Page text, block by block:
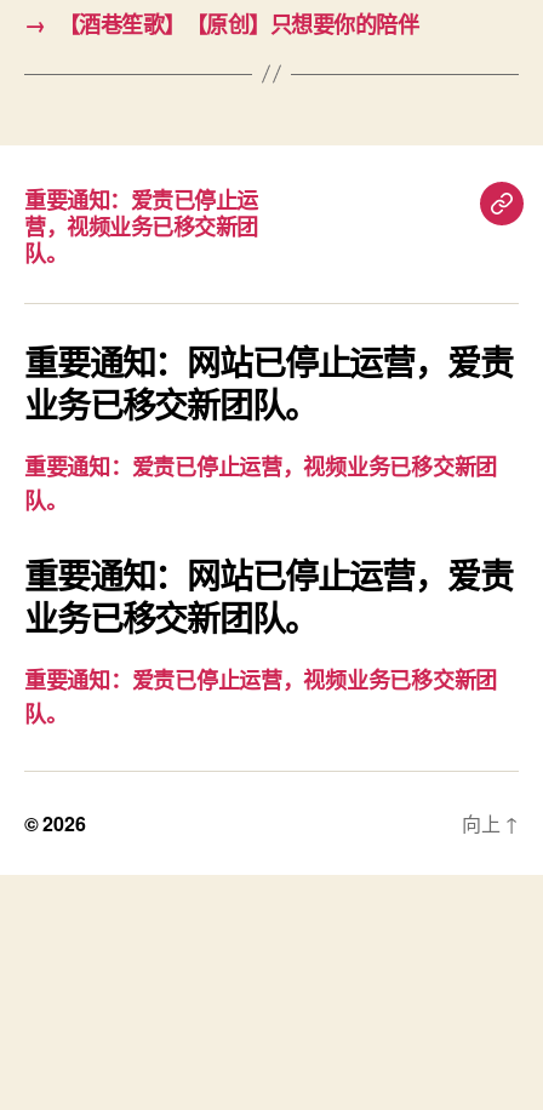
→
【酒巷笙歌】【原创】只想要你的陪伴
重要通知：爱责已停止运
营，视频业务已移交新团
队。
重
知：
爱
责
视
交
团
队。
重要通知：网站已停止运营，爱责
业务已移交新团队。
重要通知：爱责已停止运营，视频业务已移交新团
队。
重要通知：网站已停止运营，爱责
业务已移交新团队。
重要通知：爱责已停止运营，视频业务已移交新团
队。
© 2026 向上 ↑